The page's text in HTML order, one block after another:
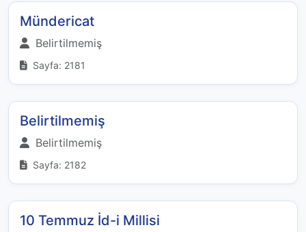
Mündericat
Belirtilmemiş
Sayfa: 2181
Belirtilmemiş
Belirtilmemiş
Sayfa: 2182
10 Temmuz İd-i Millisi